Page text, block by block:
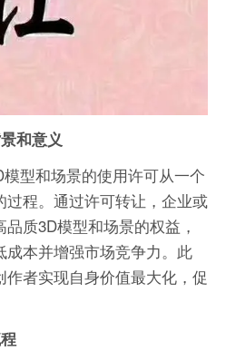
和意义
型和场景的使用许可从一个
程。通过许可转让，企业或
质3D模型和场景的权益，
本并增强市场竞争力。此
者实现自身价值最大化，促